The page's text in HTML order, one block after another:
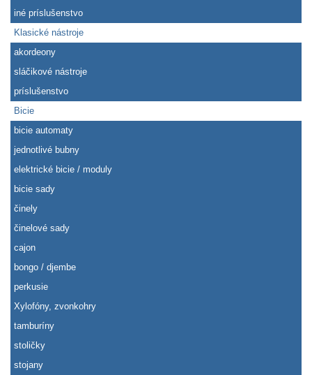
iné príslušenstvo
Klasické nástroje
akordeony
sláčikové nástroje
príslušenstvo
Bicie
bicie automaty
jednotlivé bubny
elektrické bicie / moduly
bicie sady
činely
činelové sady
cajon
bongo / djembe
perkusie
Xylofóny, zvonkohry
tamburíny
stoličky
stojany